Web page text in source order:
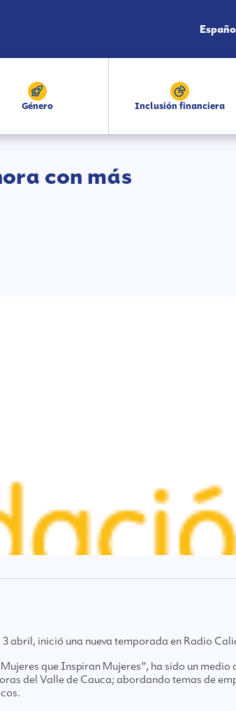
Género Inclusión financiera
con más
abril, inició una nueva temporada en Radio
que Inspiran Mujeres”, ha sido un
del Valle de Cauca; abordando temas de